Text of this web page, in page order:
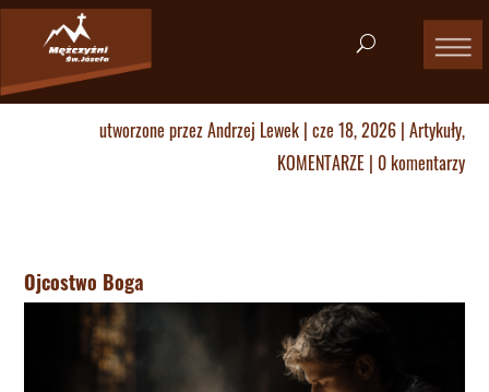
utworzone przezAndrzej Lewek| cze 18, 2026| Artykuły,
KOMENTARZE | 0 komentarzy
Ojcostwo Boga